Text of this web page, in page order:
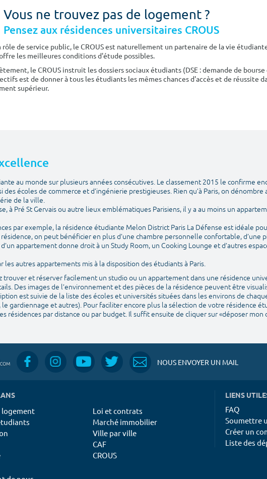
Vous ne trouvez pas de logement ?
Pensez aux résidences universitaires CROUS
rôle de service public, le CROUS est naturellement un partenaire de la vie
les meilleures conditions d'étude possibles.
le CROUS instruit les dossiers sociaux étudiants (DSE : demande de
est de donner à tous les étudiants les mêmes chances d'accès et de réussite
supérieur.
au monde sur plusieurs années consécutives. Le classement 2015 le confirme
écoles de commerce et d’ingénierie prestigieuses. Rien qu’à Paris, on dénombre
de la ville.
à Pré St Gervais ou autre lieux emblématiques Parisiens, il y a au moins un
par exemple, la résidence étudiante Melon District Paris La Défense est idéale
on peut bénéficier en plus d’une chambre personnelle confortable, d’une
appartement donne droit à un Study Room, un Cooking Lounge et d’autres
autres appartements mis à la disposition des étudiants à Paris.
trouver et réserver facilement un studio ou un appartement dans une résidence
Des images de l’environnement et des pièces de la résidence peuvent être
est suivie de la liste des écoles et universités situées dans les environs de
gardiennage et autres). Pour faciliter encore plus la sélection de votre résidence
résidences par distance ou par budget. Il suffit ensuite de cliquer sur «déposer mon
NOUS ENVOYER UN MAIL
logement
Loi et contrats
Marché immobilier
Ville par ville
CAF
CROUS
LIENS
FAQ
Soumettre
Créer un
Liste des